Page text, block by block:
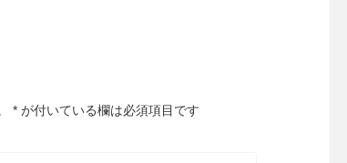
* が付いている欄は必須項目です